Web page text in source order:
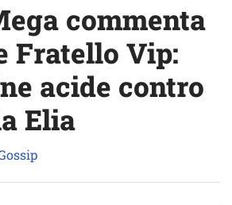
commenta
Fratello Vip:
acide contro
Elia